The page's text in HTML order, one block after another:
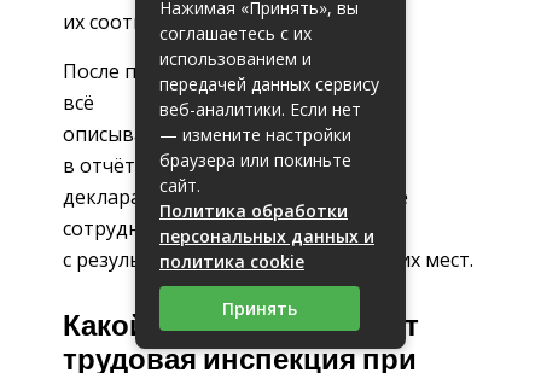
их соответствие нормам.
После проверки эксперт
всё
описывает
в отчёте, а вы подаёте об этом
декларацию в Роструд и знакомите
сотрудников под подпись
с результатами проверки их рабочих мест.
Какой период проверяет
трудовая инспекция при
Нажимая «Принять», вы
соглашаетесь с их
использованием и
передачей данных сервису
веб-аналитики. Если нет
— измените настройки
браузера или покиньте
сайт.
Политика обработки
персональных данных и
политика cookie
Принять